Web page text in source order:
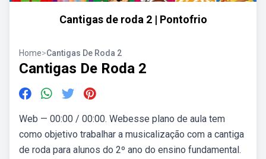
Cantigas de roda 2 | Pontofrio
Home>Cantigas De Roda 2
Cantigas De Roda 2
Web — 00:00 / 00:00. Webesse plano de aula tem
como objetivo trabalhar a musicalização com a cantiga
de roda para alunos do 2º ano do ensino fundamental.